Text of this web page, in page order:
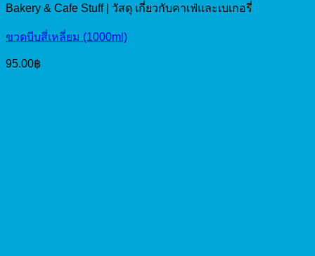
Bakery & Cafe Stuff | วัสดุ เกี่ยวกับคาเฟ่และเบเกอรี่
ขวดบีบสี่เหลี่ยม (1000ml)
95.00฿